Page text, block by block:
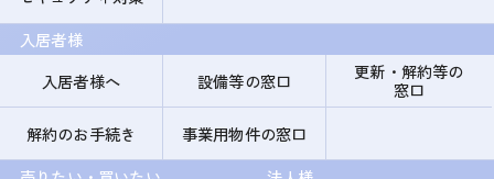
入居者様
入居者様へ
設備等の窓口
更新・解約等の
窓口
解約のお手続き
事業用物件の窓口